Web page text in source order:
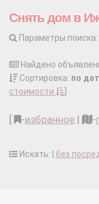
Снять дом в
Параметры поиска:
Найдено
Сортировка: по
стоимости
-избранное | -
Искать: | без